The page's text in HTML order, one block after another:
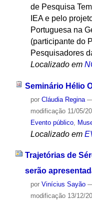
de Pesquisa
IEA e pelo
Portuguesa na
(participante do
Pesquisadores
Localizado em
Seminário Hélio
por Cláudia Regina
modificação11/05/
Evento público,
Localizado em
Trajetórias de
serão
por Vinícius Sayão
modificação13/12/